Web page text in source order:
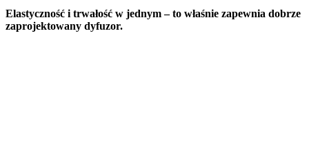
Elastyczność i trwałość w jednym – to właśnie zapewnia dobrze
zaprojektowany dyfuzor.